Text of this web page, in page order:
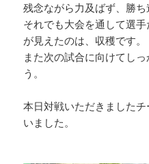
残念ながら力及ばず、勝ち
それでも大会を通して選
が見えたのは、収穫です。
また次の試合に向けてし
う。
本日対戦いただきました
いました。